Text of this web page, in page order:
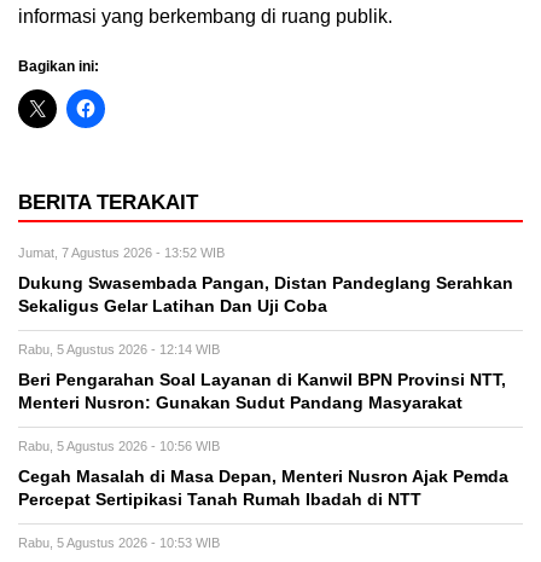
informasi yang berkembang di ruang publik.
Bagikan ini:
BERITA TERAKAIT
Jumat, 7 Agustus 2026 - 13:52 WIB
Dukung Swasembada Pangan, Distan Pandeglang Serahkan
Sekaligus Gelar Latihan Dan Uji Coba
Rabu, 5 Agustus 2026 - 12:14 WIB
Beri Pengarahan Soal Layanan di Kanwil BPN Provinsi NTT,
Menteri Nusron: Gunakan Sudut Pandang Masyarakat
Rabu, 5 Agustus 2026 - 10:56 WIB
Cegah Masalah di Masa Depan, Menteri Nusron Ajak Pemda
Percepat Sertipikasi Tanah Rumah Ibadah di NTT
Rabu, 5 Agustus 2026 - 10:53 WIB